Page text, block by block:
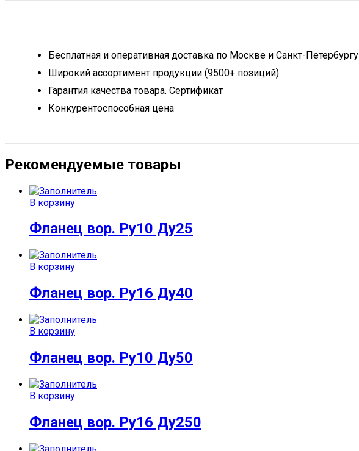
Бесплатная и оперативная доставка по Москве и Санкт-Петербургу
Широкий ассортимент продукции (9500+ позиций)
Гарантия качества товара. Сертификат
Конкурентоспособная цена
Рекомендуемые товары
В корзину
Фланец вор. Ру10 Ду25
В корзину
Фланец вор. Ру16 Ду40
В корзину
Фланец вор. Ру10 Ду50
В корзину
Фланец вор. Ру16 Ду250